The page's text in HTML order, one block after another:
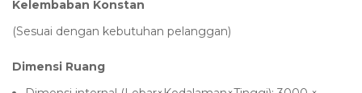
Kelembaban Konstan
(Sesuai dengan kebutuhan pelanggan)
Dimensi Ruang